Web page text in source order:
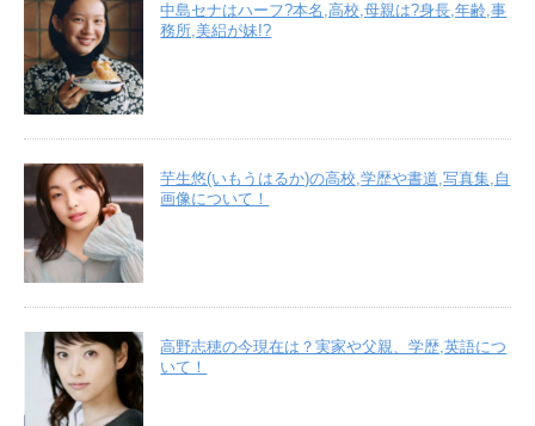
中島セナはハーフ?本名,高校,母親は?身長,年齢,事
務所,美絽が妹!?
芋生悠(いもうはるか)の高校,学歴や書道,写真集,自
画像について！
高野志穂の今現在は？実家や父親、学歴,英語につ
いて！